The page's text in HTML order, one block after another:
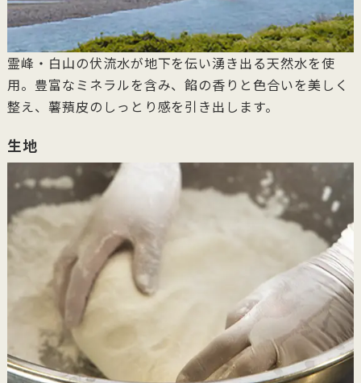
霊峰・白山の伏流水が地下を伝い湧き出る天然水を使
用。豊富なミネラルを含み、餡の香りと色合いを美しく
整え、薯蕷皮のしっとり感を引き出します。
生地